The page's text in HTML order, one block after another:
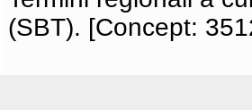
(SBT). [Concept: